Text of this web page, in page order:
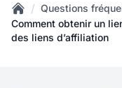
Home
/ Questions
Comment obtenir un
des liens d’affiliation